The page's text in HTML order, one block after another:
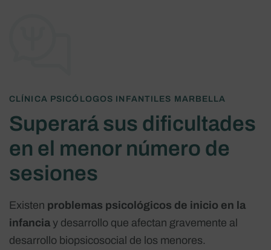
CLÍNICA PSICÓLOGOS INFANTILES MARBELLA
Superará sus dificultades
en el menor número de
sesiones
Existen problemas psicológicos de inicio en la
infancia y desarrollo que afectan gravemente al
desarrollo biopsicosocial de los menores.